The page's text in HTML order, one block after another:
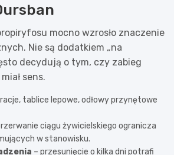
mocno wzrosło znaczenie
Nie są dodatkiem „na
decydują o tym, czy zabieg
sens.
tablice lepowe, odłowy przynętowe
ciągu żywicielskiego ogranicza
w stanowisku.
– przesunięcie o kilka dni potrafi